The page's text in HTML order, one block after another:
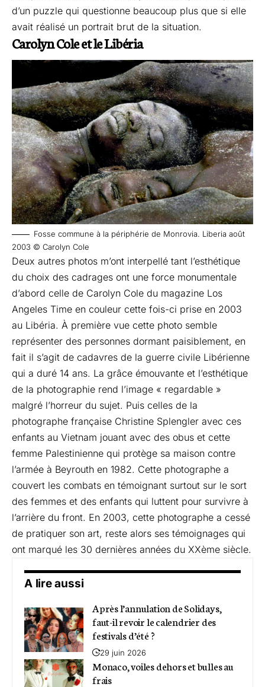
d’un puzzle qui questionne beaucoup plus que si elle
avait réalisé un portrait brut de la situation.
Carolyn Cole et le Libéria
Fosse commune à la périphérie de Monrovia. Liberia août
2003 © Carolyn Cole
Deux autres photos m’ont interpellé tant l’esthétique
du choix des cadrages ont une force monumentale
d’abord celle de Carolyn Cole du magazine Los
Angeles Time en couleur cette fois-ci prise en 2003
au Libéria. À première vue cette photo semble
représenter des personnes dormant paisiblement, en
fait il s’agit de cadavres de la guerre civile Libérienne
qui a duré 14 ans. La grâce émouvante et l’esthétique
de la photographie rend l’image « regardable »
malgré l’horreur du sujet. Puis celles de la
photographe française Christine Splengler avec ces
enfants au Vietnam jouant avec des obus et cette
femme Palestinienne qui protège sa maison contre
l’armée à Beyrouth en 1982. Cette photographe a
couvert les combats en témoignant surtout sur le sort
des femmes et des enfants qui luttent pour survivre à
l’arrière du front. En 2003, cette photographe a cessé
de pratiquer son art, reste alors ses témoignages qui
ont marqué les 30 dernières années du XXème siècle.
A lire aussi
Après l’annulation de Solidays,
faut-il revoir le calendrier des
festivals d’été ?
29 juin 2026
Monaco, voiles dehors et bulles au
frais